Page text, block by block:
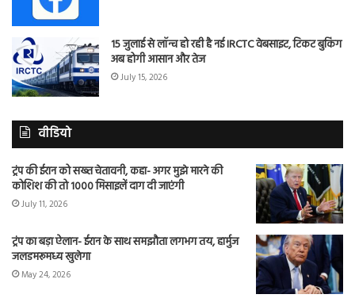
15 जुलाई से लॉन्च हो रही है नई IRCTC वेबसाइट, टिकट बुकिंग
अब होगी आसान और तेज
July 15, 2026
वीडियो
ट्रंप की ईरान को सख्त चेतावनी, कहा- अगर मुझे मारने की
कोशिश की तो 1000 मिसाइलें दाग दी जाएंगी
July 11, 2026
ट्रंप का बड़ा ऐलान- ईरान के साथ समझौता लगभग तय, हार्मुज
जलडमरूमध्य खुलेगा
May 24, 2026